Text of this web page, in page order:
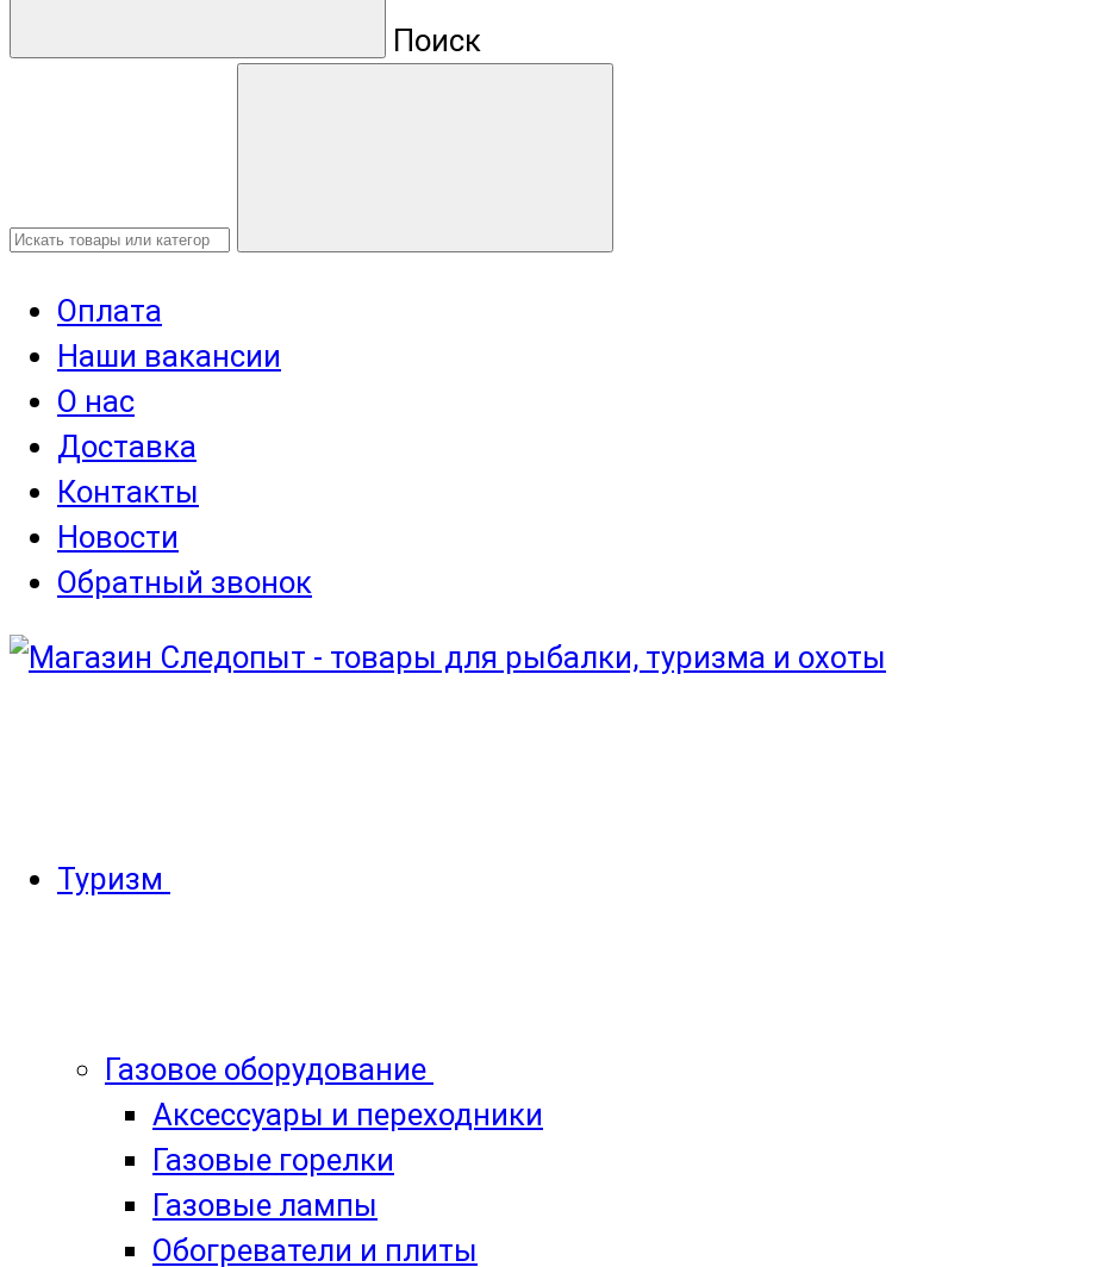
Поиск
Оплата
Наши вакансии
О нас
Доставка
Контакты
Новости
Обратный звонок
Туризм
Газовое оборудование
Аксессуары и переходники
Газовые горелки
Газовые лампы
Обогреватели и плиты